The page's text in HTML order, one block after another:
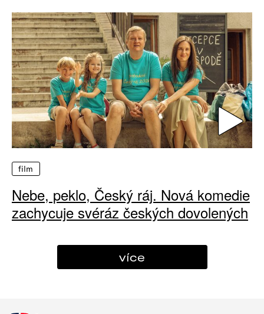
film
Nebe, peklo, Český ráj. Nová komedie
zachycuje svéráz českých dovolených
více